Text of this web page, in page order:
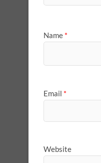
Name *
Email *
Website